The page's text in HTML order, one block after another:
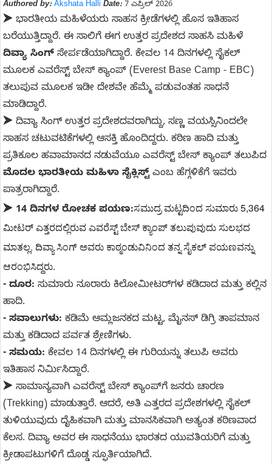
Authored by: Akshata Halli Date:7 ಎಪ್ರಿಲ್ 2026
➤ ಭಾರತೀಯ ಮಹಿಳೆಯರು ಸಾಹಸ ಕ್ರೀಡೆಗಳಲ್ಲಿ ಹೊಸ ಇತಿಹಾಸ
ಬರೆಯುತ್ತಿದ್ದಾರೆ. ಈ ಸಾಲಿಗೆ ಈಗ ಉತ್ತರ ಪ್ರದೇಶದ ಸಾಹಸಿ ಮಹಿಳೆ
ದಿವ್ಯಾ ಸಿಂಗ್ ಸೇರ್ಪಡೆಯಾಗಿದ್ದಾರೆ. ಕೇವಲ 14 ದಿನಗಳಲ್ಲಿ ಸೈಕಲ್
ಮೂಲಕ ಎವರೆಸ್ಟ್ ಬೇಸ್ ಕ್ಯಾಂಪ್ (Everest Base Camp - EBC)
ತಲುಪುವ ಮೂಲಕ ಇಡೀ ದೇಶವೇ ಹೆಮ್ಮೆ ಪಡುವಂತಹ ಸಾಧನೆ
ಮಾಡಿದ್ದಾರೆ.
➤ ದಿವ್ಯಾ ಸಿಂಗ್ ಉತ್ತರ ಪ್ರದೇಶದವರಾಗಿದ್ದು, ಸಣ್ಣ ವಯಸ್ಸಿನಿಂದಲೇ
ಸಾಹಸ ಚಟುವಟಿಕೆಗಳಲ್ಲಿ ಆಸಕ್ತಿ ಹೊಂದಿದ್ದರು. ಕಠಿಣ ಹಾದಿ ಮತ್ತು
ಪ್ರತಿಕೂಲ ಹವಾಮಾನದ ನಡುವೆಯೂ ಎವರೆಸ್ಟ್ ಬೇಸ್ ಕ್ಯಾಂಪ್ ತಲುಪಿದ
ಮೊದಲ ಭಾರತೀಯ ಮಹಿಳಾ ಸೈಕ್ಲಿಸ್ಟ್ಎಂಬ ಹೆಗ್ಗಳಿಕೆಗೆ ಇವರು
ಪಾತ್ರರಾಗಿದ್ದಾರೆ.
➤ 14 ದಿನಗಳ ರೋಚಕ ಪಯಣ:ಸಮುದ್ರ ಮಟ್ಟದಿಂದ ಸುಮಾರು 5,364
ಮೀಟರ್ ಎತ್ತರದಲ್ಲಿರುವ ಎವರೆಸ್ಟ್ ಬೇಸ್ ಕ್ಯಾಂಪ್ ತಲುಪುವುದು ಸುಲಭದ
ಮಾತಲ್ಲ. ದಿವ್ಯಾ ಸಿಂಗ್ ಅವರು ಕಾಠ್ಮಂಡುವಿನಿಂದ ತನ್ನ ಸೈಕಲ್ ಪಯಣವನ್ನು
ಆರಂಭಿಸಿದ್ದರು.
- ದೂರ: ಸುಮಾರು ನೂರಾರು ಕಿಲೋಮೀಟರ್‌ಗಳ ಕಡಿದಾದ ಮತ್ತು ಕಲ್ಲಿನ
ಹಾದಿ.
- ಸವಾಲುಗಳು: ಕಡಿಮೆ ಆಮ್ಲಜನಕದ ಮಟ್ಟ, ಮೈನಸ್ ಡಿಗ್ರಿ ತಾಪಮಾನ
ಮತ್ತು ಕಡಿದಾದ ಪರ್ವತ ಶ್ರೇಣಿಗಳು.
- ಸಮಯ: ಕೇವಲ 14 ದಿನಗಳಲ್ಲಿ ಈ ಗುರಿಯನ್ನು ತಲುಪಿ ಅವರು
ಇತಿಹಾಸ ನಿರ್ಮಿಸಿದ್ದಾರೆ.
➤ ಸಾಮಾನ್ಯವಾಗಿ ಎವರೆಸ್ಟ್ ಬೇಸ್ ಕ್ಯಾಂಪ್‌ಗೆ ಜನರು ಚಾರಣ
(Trekking) ಮಾಡುತ್ತಾರೆ. ಆದರೆ, ಅತಿ ಎತ್ತರದ ಪ್ರದೇಶಗಳಲ್ಲಿ ಸೈಕಲ್
ತುಳಿಯುವುದು ದೈಹಿಕವಾಗಿ ಮತ್ತು ಮಾನಸಿಕವಾಗಿ ಅತ್ಯಂತ ಕಠಿಣವಾದ
ಕೆಲಸ. ದಿವ್ಯಾ ಅವರ ಈ ಸಾಧನೆಯು ಭಾರತದ ಯುವತಿಯರಿಗೆ ಮತ್ತು
ಕ್ರೀಡಾಪಟುಗಳಿಗೆ ದೊಡ್ಡ ಸ್ಫೂರ್ತಿಯಾಗಿದೆ.